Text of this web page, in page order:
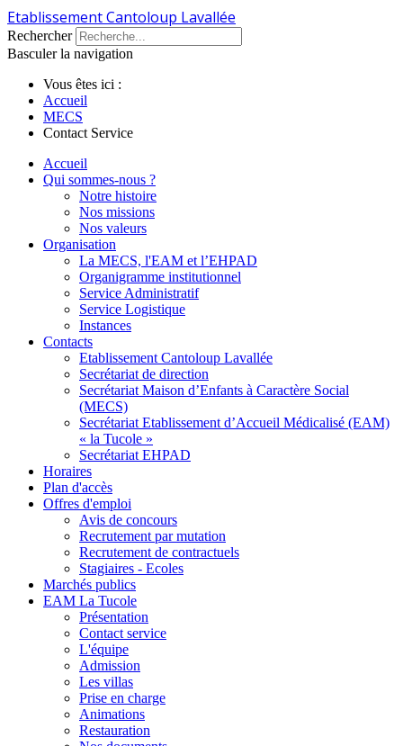
Etablissement Cantoloup Lavallée
Rechercher
Basculer la navigation
Vous êtes ici :
Accueil
MECS
Contact Service
Accueil
Qui sommes-nous ?
Notre histoire
Nos missions
Nos valeurs
Organisation
La MECS, l'EAM et l’EHPAD
Organigramme institutionnel
Service Administratif
Service Logistique
Instances
Contacts
Etablissement Cantoloup Lavallée
Secrétariat de direction
Secrétariat Maison d’Enfants à Caractère Social
(MECS)
Secrétariat Etablissement d’Accueil Médicalisé (EAM)
« la Tucole »
Secrétariat EHPAD
Horaires
Plan d'accès
Offres d'emploi
Avis de concours
Recrutement par mutation
Recrutement de contractuels
Stagiaires - Ecoles
Marchés publics
EAM La Tucole
Présentation
Contact service
L'équipe
Admission
Les villas
Prise en charge
Animations
Restauration